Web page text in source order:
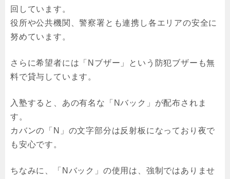
回しています。
役所や公共機関、警察署とも連携し各エリアの安全に
努めています。
さらに希望者には「Nブザー」という防犯ブザーも無
料で貸与しています。
入塾すると、あの有名な「Nバック」が配布されま
す。
カバンの「N」の文字部分は反射板になっており夜で
も安心です。
ちなみに、「Nバック」の使用は、強制ではありませ